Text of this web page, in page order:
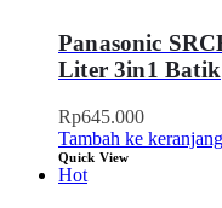
Panasonic
Liter 3in1 Batik
Rp645.000
Tambah ke keranjang
Quick View
Hot